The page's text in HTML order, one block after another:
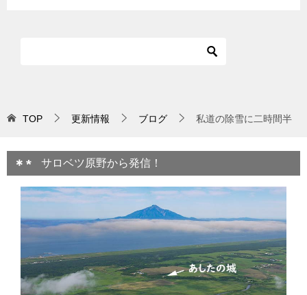
TOP 更新情報 ブログ 私道の除雪に二時間半
サロベツ原野から発信！